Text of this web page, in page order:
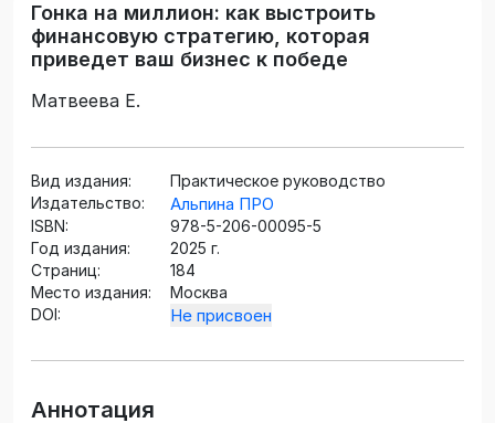
Гонка на миллион: как выстроить
финансовую стратегию, которая
приведет ваш бизнес к победе
Матвеева Е.
Вид издания:
Практическое руководство
Издательство:
Альпина ПРО
ISBN:
978-5-206-00095-5
Год издания:
2025 г.
Страниц:
184
Место издания:
Москва
DOI:
Не присвоен
Аннотация